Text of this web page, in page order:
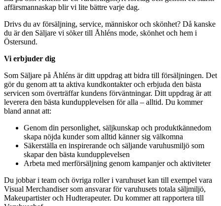
affärsmannaskap blir vi lite bättre varje dag.
Drivs du av försäljning, service, människor och skönhet? Då kanske
du är den Säljare vi söker till Åhléns mode, skönhet och hem i
Östersund.
Vi erbjuder dig
Som Säljare på Åhléns är ditt uppdrag att bidra till försäljningen. Det
gör du genom att ta aktiva kundkontakter och erbjuda den bästa
servicen som överträffar kundens förväntningar. Ditt uppdrag är att
leverera den bästa kundupplevelsen för alla – alltid. Du kommer
bland annat att:
Genom din personlighet, säljkunskap och produktkännedom
skapa nöjda kunder som alltid känner sig välkomna
Säkerställa en inspirerande och säljande varuhusmiljö som
skapar den bästa kundupplevelsen
Arbeta med merförsäljning genom kampanjer och aktiviteter
Du jobbar i team och övriga roller i varuhuset kan till exempel vara
Visual Merchandiser som ansvarar för varuhusets totala säljmiljö,
Makeupartister och Hudterapeuter. Du kommer att rapportera till